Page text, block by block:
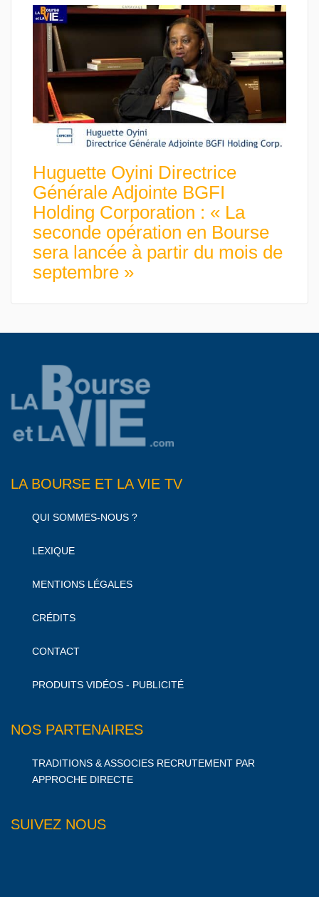
Huguette Oyini Directrice
Générale Adjointe BGFI
Holding Corporation : « La
seconde opération en Bourse
sera lancée à partir du mois de
septembre »
LA BOURSE ET LA VIE TV
QUI SOMMES-NOUS ?
LEXIQUE
MENTIONS LÉGALES
CRÉDITS
CONTACT
PRODUITS VIDÉOS - PUBLICITÉ
NOS PARTENAIRES
TRADITIONS & ASSOCIES RECRUTEMENT PAR
APPROCHE DIRECTE
SUIVEZ NOUS